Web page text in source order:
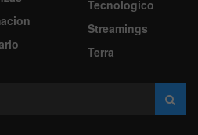
Tecnologico
Streamings
Terra